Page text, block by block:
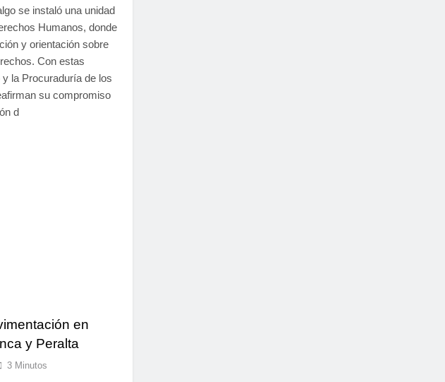
se instaló una unidad
Humanos, donde
y orientación sobre
Con estas
la Procuraduría de los
su compromiso
d
en
y Peralta
3 Minutos